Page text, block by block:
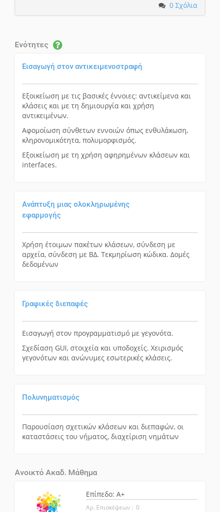
0 Σχόλια
Ενότητες
Εισαγωγή στον αντικειμενοστραφή
Εξοικείωση με τις βασικές έννοιες: αντικείμενα και
κλάσεις και με τη δημιουργία και χρήση
αντικειμένων.
Αφομοίωση σύνθετων εννοιών όπως ενθυλάκωση,
κληρονομικότητα, πολυμορφισμός.
Εξοικείωση με τη χρήση αφηρημένων κλάσεων και
interfaces.
Ανάπτυξη μιας ολοκληρωμένης
εφαρμογής
Χρήση έτοιμων πακέτων κλάσεων, σύνδεση με
αρχεία, σύνδεση με ΒΔ. Τεκμηρίωση κώδικα. Δομές
δεδομένων
Γραφικές διεπαφές
Εισαγωγή στον προγραμματισμό με γεγονότα.
Σχεδίαση GUI, στοιχεία και υποδοχείς. Χειρισμός
γεγονότων και ανώνυμες εσωτερικές κλάσεις.
Πολυνηματισμός
Παρουσίαση σχετικών κλάσεων και διεπαφών, οι
καταστάσεις του νήματος, διαχείριση νημάτων
Ανοικτό Ακαδ. Μάθημα
Επίπεδο: A+
Αρ. Επισκέψεων : 0